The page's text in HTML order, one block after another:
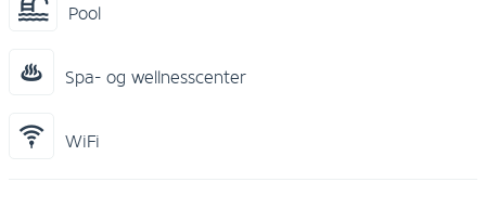
Pool
Spa- og wellnesscenter
WiFi